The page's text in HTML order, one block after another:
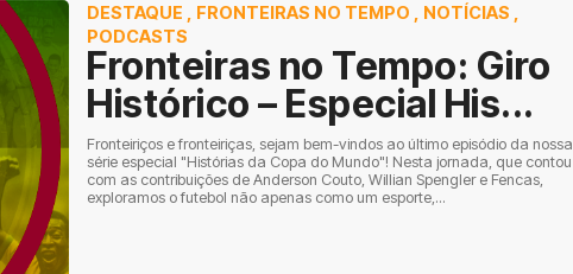
DESTAQUE FRONTEIRAS NO TEMPO NOTÍCIAS
PODCASTS
Fronteiras no Tempo: Giro
Histórico – Especial His...
Fronteiriços e fronteiriças, sejam bem-vindos ao último episódio da nossa
série especial "Histórias da Copa do Mundo"! Nesta jornada, que contou
com as contribuições de Anderson Couto, Willian Spengler e Fencas,
exploramos o futebol não apenas como um esporte,...